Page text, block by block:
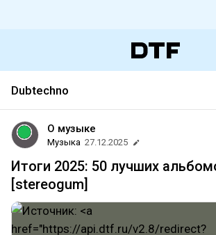
Dubtechno
О музыке
Музыка 27.12.2025
Итоги 2025: 50 лучших
[stereogum]